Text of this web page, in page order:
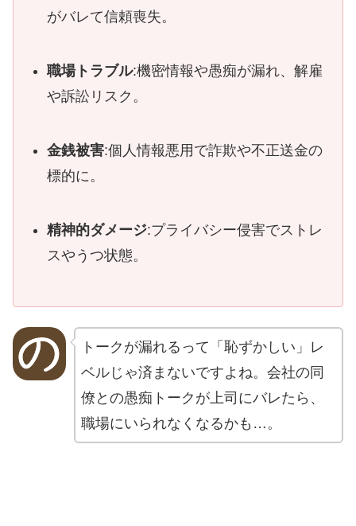
がバレて信頼喪失。
職場トラブル:機密情報や愚痴が漏れ、解雇
や訴訟リスク。
金銭被害:個人情報悪用で詐欺や不正送金の
標的に。
精神的ダメージ:プライバシー侵害でストレ
スやうつ状態。
トークが漏れるって「恥ずかしい」レ
ベルじゃ済まないですよね。会社の同
僚との愚痴トークが上司にバレたら、
職場にいられなくなるかも…。